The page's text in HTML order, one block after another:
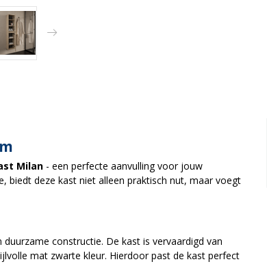
Milan - een perfecte aanvulling voor jouw
biedt deze kast niet alleen praktisch nut, maar voegt
constructie. De kast is vervaardigd van
mat zwarte kleur. Hierdoor past de kast perfect